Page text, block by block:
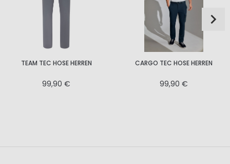
TEAM TEC HOSE HERREN
99,90 €
CARGO TEC HOSE HERREN
99,90 €